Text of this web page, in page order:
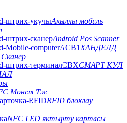
Акыллы мобиль
Android Pos Scanner
ХАНДЕЛД
СМАРТ КУЛ
Монет Тэг
RFID блоклау
NFC LED яктырту картасы